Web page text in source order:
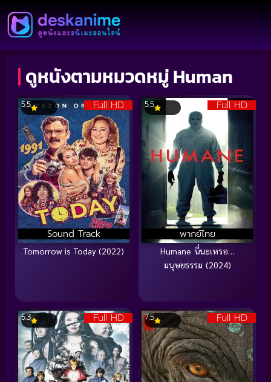
ดูหนังตามหมวดหมู่ Human
Full HD
Sound Track
5.5
Tomorrow is Today (2022)
Full HD
พากย์ไทย
5.5
Humane นี่นะเหรอ…
มนุษยธรรม (2024)
Full HD
5.3 Full HD
7.5